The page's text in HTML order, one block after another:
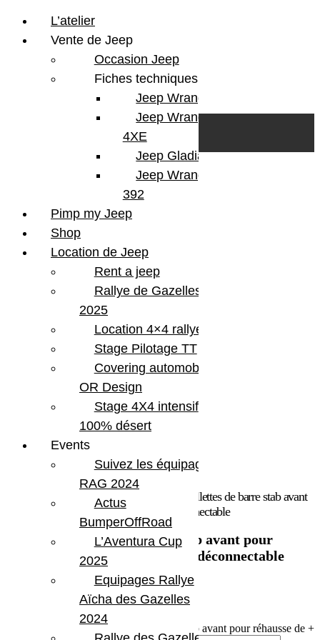
Teraflex
/ Teraflex Biellettes de barre stab avant
pour réhausse de + 6″ pour Jeep JK déconnectable
Teraflex Biellettes de barre stab avant pour
réhausse de + 6″ pour Jeep JK déconnectable
242.19
quantité de Teraflex Biellettes de barre stab avant pour réhausse de +
L’atelier
Vente de Jeep
Occasion Jeep
Fiches techniques
Jeep Wrangler JL
Jeep Wrangler
4XE
Jeep Gladiator
Jeep Wrangler V8
392
Pimp my Jeep
Shop
Location de Jeep
Rent a jeep
Rallye de Gazelles
2025
Location 4×4 rallye
Stage Pilotage TT
Covering automobile –
OR Design
Stage 4X4 intensif
100% désert
Events
Suivez les équipages
RAG 2024
Actus
BumperOffRoad
L’Aventura Cup
2025
Equipages Rallye
Aïcha des Gazelles
2024